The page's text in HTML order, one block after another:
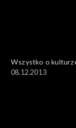
Wszystko o
08.12.2013